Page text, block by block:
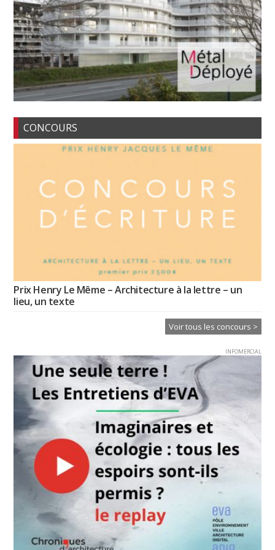
CONCOURS
Prix Henry Le Même – Architecture à la lettre – un
lieu, un texte
Voir tous les concours >
INFOMERCIAL